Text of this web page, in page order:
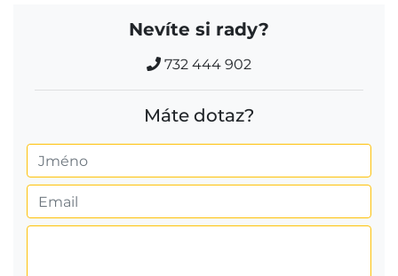
Nevíte si rady?
732 444 902
Máte dotaz?